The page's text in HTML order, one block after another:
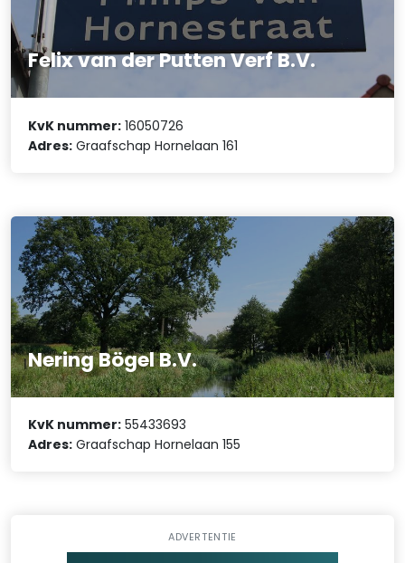
Felix van der Putten Verf B.V.
KvK nummer: 16050726
Adres: Graafschap Hornelaan 161
Nering Bögel B.V.
KvK nummer: 55433693
Adres: Graafschap Hornelaan 155
ADVERTENTIE